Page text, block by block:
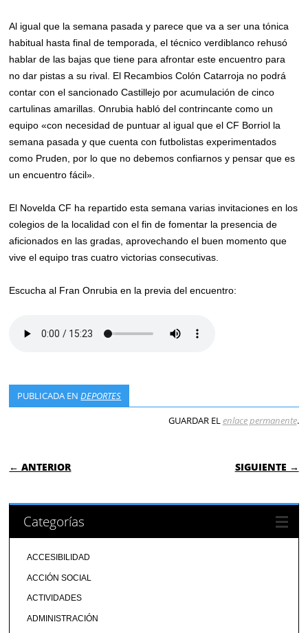
Al igual que la semana pasada y parece que va a ser una tónica
habitual hasta final de temporada, el técnico verdiblanco rehusó
hablar de las bajas que tiene para afrontar este encuentro para
no dar pistas a su rival. El Recambios Colón Catarroja no podrá
contar con el sancionado Castillejo por acumulación de cinco
cartulinas amarillas. Onrubia habló del contrincante como un
equipo «con necesidad de puntuar al igual que el CF Borriol la
semana pasada y que cuenta con futbolistas experimentados
como Pruden, por lo que no debemos confiarnos y pensar que es
un encuentro fácil».
El Novelda CF ha repartido esta semana varias invitaciones en los
colegios de la localidad con el fin de fomentar la presencia de
aficionados en las gradas, aprovechando el buen momento que
vive el equipo tras cuatro victorias consecutivas.
Escucha al Fran Onrubia en la previa del encuentro:
PUBLICADA ENDEPORTES
GUARDAR ELenlace permanente.
NAVEGACIÓN DE ENTRADAS
← ANTERIOR SIGUIENTE →
Categorías
ACCESIBILIDAD
ACCIÓN SOCIAL
ACTIVIDADES
ADMINISTRACIÓN